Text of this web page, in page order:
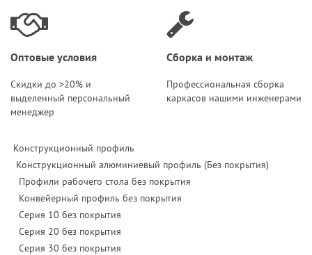
Оптовые условия
Скидки до >20% и
выделенный персональный
менеджер
Сборка и монтаж
Профессиональная сборка
каркасов нашими инженерами
Конструкционный профиль
Конструкционный алюминиевый профиль (Без покрытия)
Профили рабочего стола без покрытия
Конвейерный профиль без покрытия
Серия 10 без покрытия
Серия 20 без покрытия
Серия 30 без покрытия